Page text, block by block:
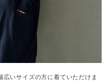
いサイズの方に着ていただけま